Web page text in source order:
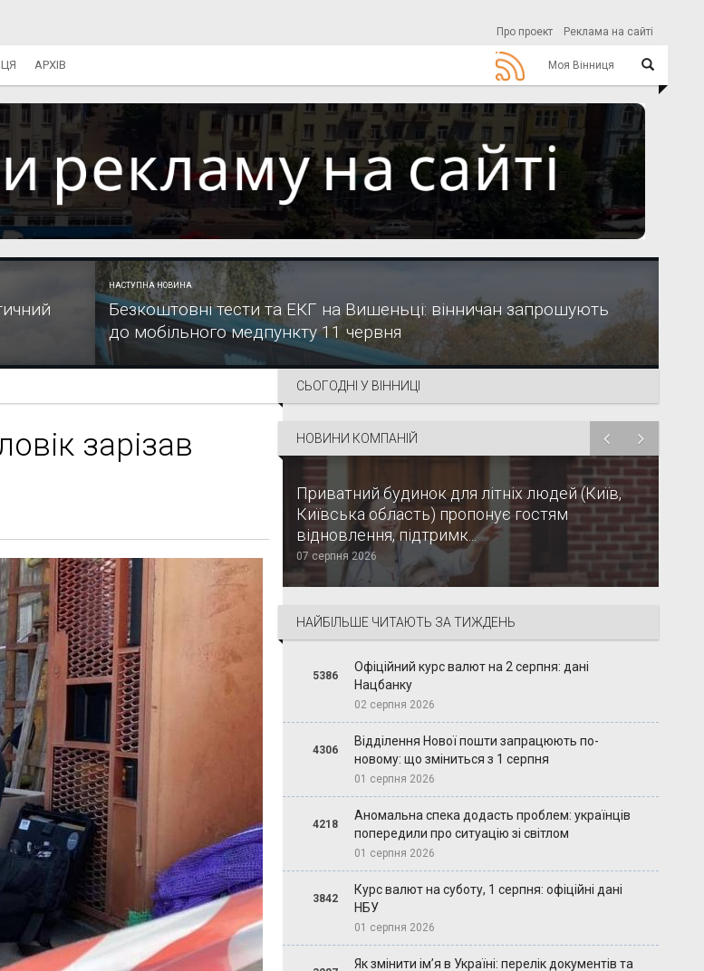
Про проект Реклама на сайті
Моя Вінниця
АРХІВ
НАСТУПНА НОВИНА
Безкоштовні тести та ЕКГ на Вишеньці: вінничан запрошують
до мобільного медпункту 11 червня
зарізав
СЬОГОДНІ У ВІННИЦІ
НОВИНИ КОМПАНІЙ
Приватний будинок для літніх людей (Київ,
Київська область) пропонує гостям
відновлення, підтримк...
07 серпня 2026
НАЙБІЛЬШЕ ЧИТАЮТЬ ЗА ТИЖДЕНЬ
5386
Офіційний курс валют на 2 серпня: дані
Нацбанку
02 серпня 2026
4306
Відділення Нової пошти запрацюють по-
новому: що зміниться з 1 серпня
01 серпня 2026
4218
Аномальна спека додасть проблем: українців
попередили про ситуацію зі світлом
01 серпня 2026
3842
Курс валют на суботу, 1 серпня: офіційні дані
НБУ
01 серпня 2026
Як змінити ім’я в Україні: перелік документів та